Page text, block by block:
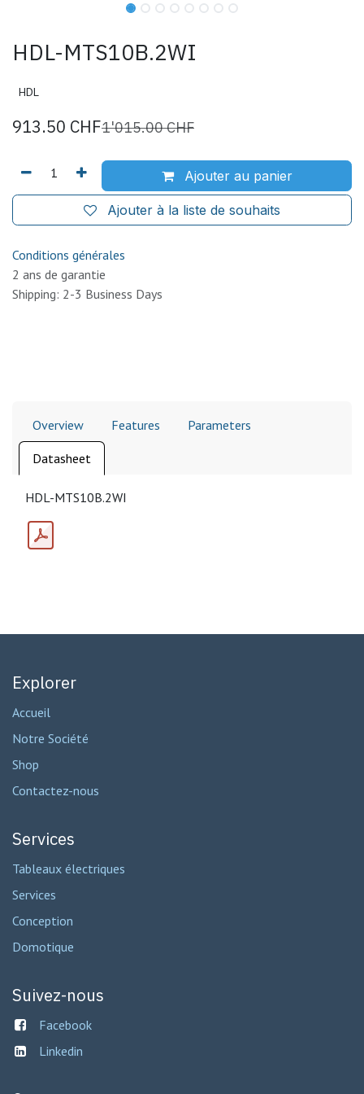
HDL-MTS10B.2WI
HDL
913.50 CHF1'015.00CHF
Ajouter au panier
Ajouter à la liste de souhaits
Conditions générales
2 ans de garantie
Shipping: 2-3 Business Days
Overview Features Parameters
Datasheet
HDL-MTS10B.2WI
Explorer
Accueil
Notre Société
Shop
Contactez-nous
Services
Tableaux électriques
Services
Conception
Domotique
Suivez-nous
Facebook
Linkedin